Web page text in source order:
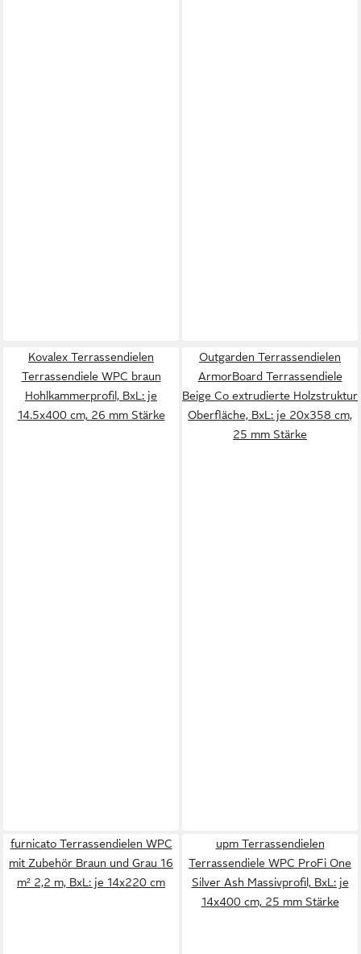
Kovalex Terrassendielen
Terrassendiele WPC braun
Hohlkammerprofil, BxL: je
14.5x400 cm, 26 mm Stärke
Outgarden Terrassendielen
ArmorBoard Terrassendiele
Beige Co extrudierte Holzstruktur
Oberfläche, BxL: je 20x358 cm,
25 mm Stärke
furnicato Terrassendielen WPC
mit Zubehör Braun und Grau 16
m² 2,2 m, BxL: je 14x220 cm
upm Terrassendielen
Terrassendiele WPC ProFi One
Silver Ash Massivprofil, BxL: je
14x400 cm, 25 mm Stärke